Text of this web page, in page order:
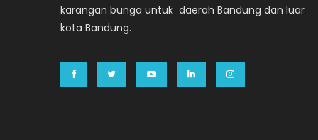
karangan bunga untuk daerah Bandung dan luar
kota Bandung.